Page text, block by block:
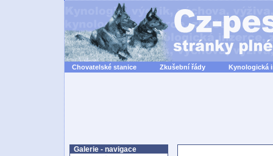
Chovatelské stanice Zkušební řády Kynologická
Galerie - navigace